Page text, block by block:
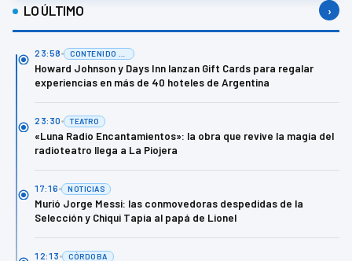
LO ÚLTIMO ›
23:58
Howard Johnson y Days Inn lanzan Gift Cards para regalar
experiencias en más de 40 hoteles de Argentina
23:30 TEATRO
«Luna Radio Encantamientos»: la obra que revive la magia del
radioteatro llega a La Piojera
17:16 NOTICIAS
Murió Jorge Messi: las conmovedoras despedidas de la
Selección y Chiqui Tapia al papá de Lionel
12:13 CÓRDOBA